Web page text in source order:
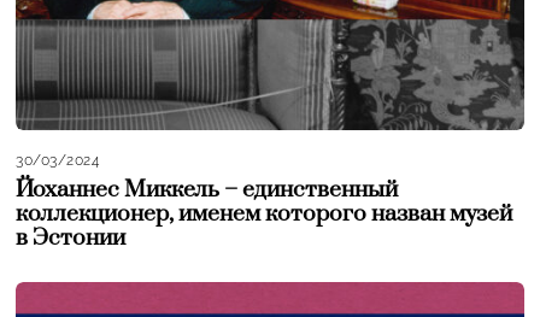
30/03/2024
Йоханнес Миккель – единственный
коллекционер, именем которого назван музей
в Эстонии